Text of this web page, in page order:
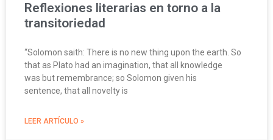
Reflexiones literarias en torno a la
transitoriedad
“Solomon saith: There is no new thing upon the earth. So
that as Plato had an imagination, that all knowledge
was but remembrance; so Solomon given his
sentence, that all novelty is
LEER ARTÍCULO »